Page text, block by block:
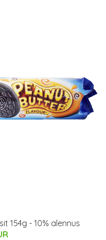
154g - 10% alennus